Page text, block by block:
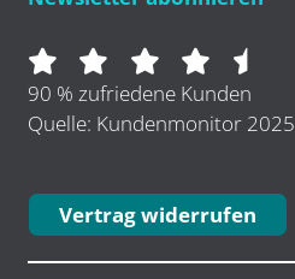
90 % zufriedene Kunden
Quelle: Kundenmonitor 2025
Vertrag widerrufen